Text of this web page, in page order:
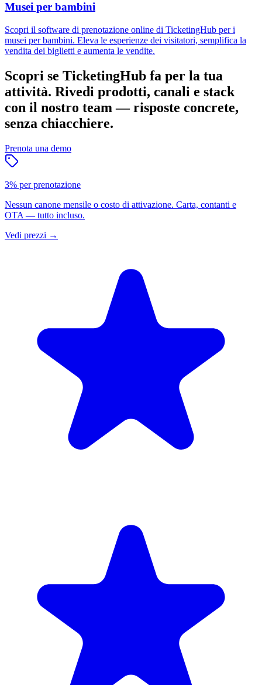
Musei per bambini
Scopri il software di prenotazione online di TicketingHub per i
musei per bambini. Eleva le esperienze dei visitatori, semplifica la
vendita dei biglietti e aumenta le vendite.
Scopri se TicketingHub fa per la tua
attività. Rivedi prodotti, canali e stack
con il nostro team — risposte concrete,
senza chiacchiere.
Prenota una demo
3% per prenotazione
Nessun canone mensile o costo di attivazione. Carta, contanti e
OTA — tutto incluso.
Vedi prezzi →